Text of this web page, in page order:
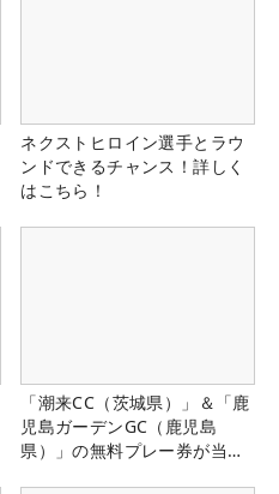
ネクストヒロイン選手とラウ
ンドできるチャンス！詳しく
はこちら！
「潮来CC（茨城県）」＆「鹿
児島ガーデンGC（鹿児島
県）」の無料プレー券が当た